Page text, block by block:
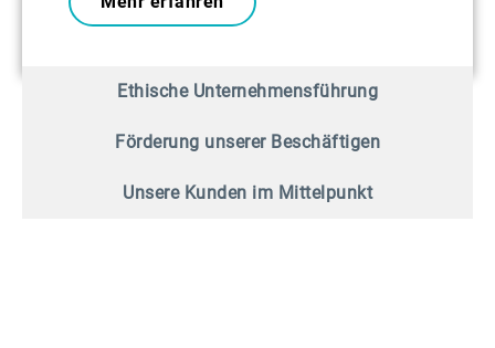
Ethische Unternehmensführung
Förderung unserer Beschäftigen
Unsere Kunden im Mittelpunkt